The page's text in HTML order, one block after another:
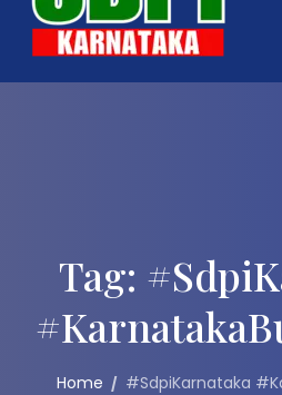
Tag:
Home #SdpiKarnataka